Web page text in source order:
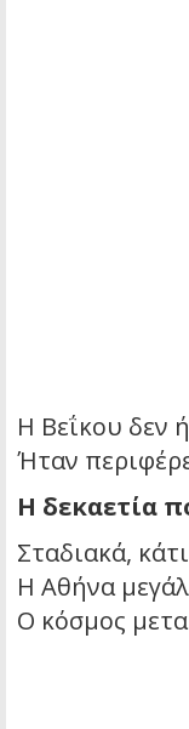
Η Βεΐκου δεν
Ήταν
Η δεκαετία
Σταδιακά,
Η Αθήνα
Ο κόσμος